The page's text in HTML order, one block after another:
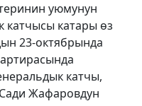
уюмунун
катчысы катары өз
23-октябрында
катчы,
Жафаровдун